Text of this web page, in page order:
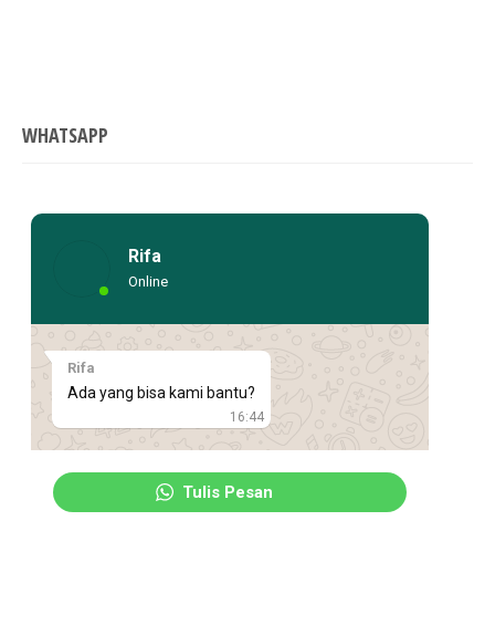
WHATSAPP
Rifa
Online
Rifa
Ada yang bisa kami bantu?
16:44
Tulis Pesan